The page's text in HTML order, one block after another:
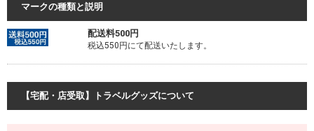
マークの種類と説明
配送料500円
税込550円にて配送いたします。
【宅配・店受取】トラベルグッズについて